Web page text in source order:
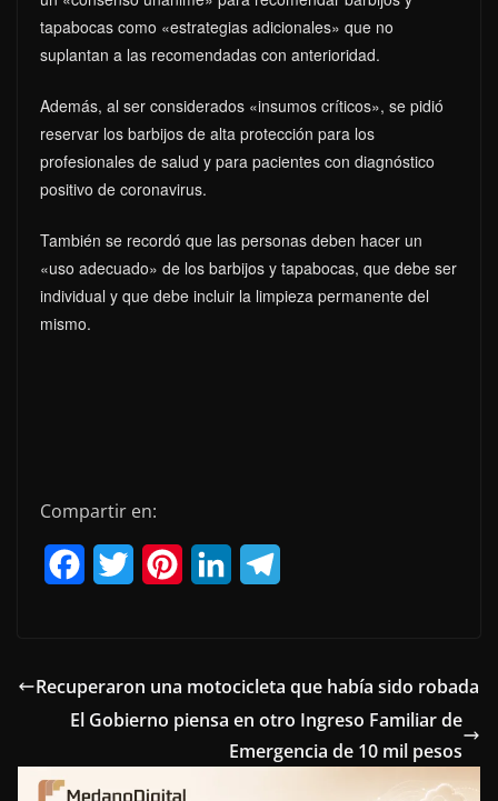
tapabocas como «estrategias adicionales» que no
suplantan a las recomendadas con anterioridad.
Además, al ser considerados «insumos críticos», se pidió
reservar los barbijos de alta protección para los
profesionales de salud y para pacientes con diagnóstico
positivo de coronavirus.
También se recordó que las personas deben hacer un
«uso adecuado» de los barbijos y tapabocas, que debe ser
individual y que debe incluir la limpieza permanente del
mismo.
Compartir en:
e
b
o
t
t
e
t
e
r
k
e
d
e
g
r
Recuperaron una motocicleta que había sido robada
El Gobierno piensa en otro Ingreso Familiar de
Emergencia de 10 mil pesos